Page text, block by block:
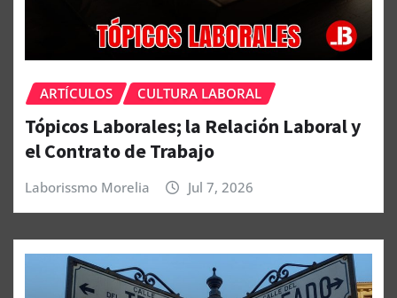
ARTÍCULOS CULTURA LABORAL
Tópicos Laborales; la Relación Laboral y
el Contrato de Trabajo
Laborissmo Morelia Jul 7, 2026